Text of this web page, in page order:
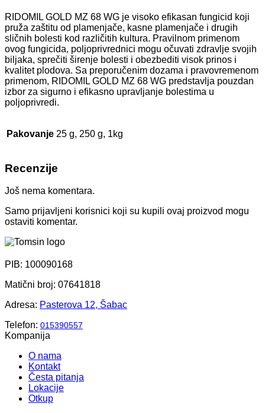
RIDOMIL GOLD MZ 68 WG je visoko efikasan fungicid koji
pruža zaštitu od plamenjače, kasne plamenjače i drugih
sličnih bolesti kod različitih kultura. Pravilnom primenom
ovog fungicida, poljoprivrednici mogu očuvati zdravlje svojih
biljaka, sprečiti širenje bolesti i obezbediti visok prinos i
kvalitet plodova. Sa preporučenim dozama i pravovremenom
primenom, RIDOMIL GOLD MZ 68 WG predstavlja pouzdan
izbor za sigurno i efikasno upravljanje bolestima u
poljoprivredi.
Pakovanje 25 g, 250 g, 1kg
Recenzije
Još nema komentara.
Samo prijavljeni korisnici koji su kupili ovaj proizvod mogu
ostaviti komentar.
PIB: 100090168
Matični broj: 07641818
Adresa: Pasterova 12, Šabac
Telefon: 015390557
Kompanija
O nama
Kontakt
Česta pitanja
Lokacije
Otkup